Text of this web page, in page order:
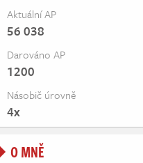
Aktuální AP
56 038
Darováno AP
1200
Násobič úrovně
4x
O MNĚ